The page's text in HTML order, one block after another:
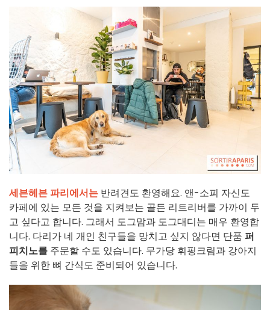
세븐헤븐 파리에서는 반려견도 환영해요. 앤-소피 자신도
카페에 있는 모든 것을 지켜보는 골든 리트리버를 가까이 두
고 싶다고 합니다. 그래서 도그맘과 도그대디는 매우 환영합
니다. 다리가 네 개인 친구들을 망치고 싶지 않다면 단품 퍼
피치노를 주문할 수도 있습니다. 무가당 휘핑크림과 강아지
들을 위한 뼈 간식도 준비되어 있습니다.